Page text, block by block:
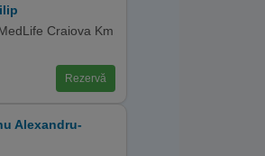
Craiova Km
Rezervă
Alexandru-